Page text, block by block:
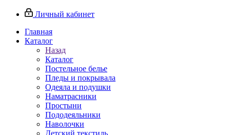
Личный кабинет
Главная
Каталог
Назад
Каталог
Постельное белье
Пледы и покрывала
Одеяла и подушки
Наматрасники
Простыни
Пододеяльники
Наволочки
Детский текстиль